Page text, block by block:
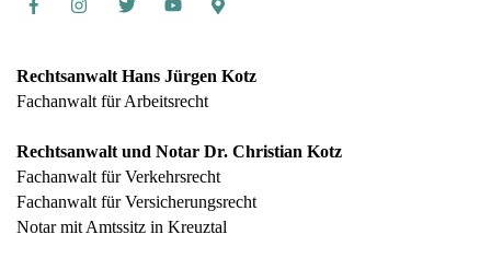
FacebookInstagramTwitter Youtube Google
Rechtsanwalt Hans Jürgen Kotz
Fachanwalt für Arbeitsrecht
Rechtsanwalt und Notar Dr. Christian Kotz
Fachanwalt für Verkehrsrecht
Fachanwalt für Versicherungsrecht
Notar mit Amtssitz in Kreuztal